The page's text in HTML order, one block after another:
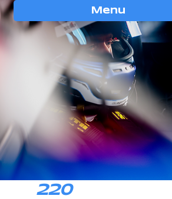
Menu
220